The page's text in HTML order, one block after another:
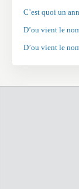
C’est quoi un
D’ou vient le
D’ou vient le